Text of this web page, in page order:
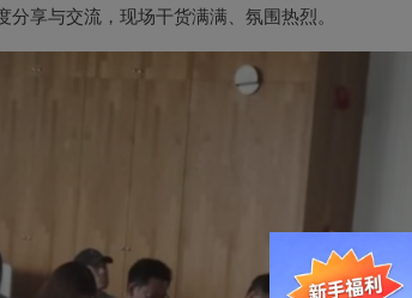
享与交流，现场干货满满、氛围热烈。